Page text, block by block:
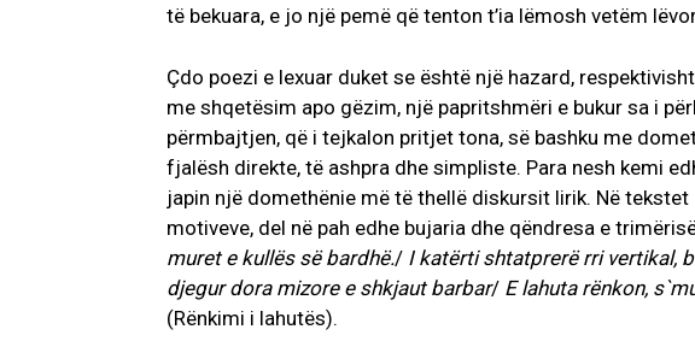
të bekuara, e jo një pemë që tenton t’ia lëmosh vetëm
Çdo poezi e lexuar duket se është një hazard,
me shqetësim apo gëzim, një papritshmëri e bukur sa i
përmbajtjen, që i tejkalon pritjet tona, së bashku me
fjalësh direkte, të ashpra dhe simpliste. Para nesh kemi
japin një domethënie më të thellë diskursit lirik. Në
motiveve, del në pah edhe bujaria dhe qëndresa e
muret e kullës së bardhë./ I katërti shtatprerë rri vertikal,
djegur dora mizore e shkjaut barbar/ E lahuta rënkon,
(Rënkimi i lahutës).